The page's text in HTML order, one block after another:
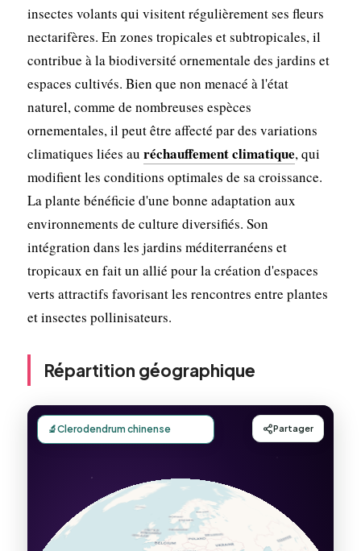
insectes volants qui visitent régulièrement ses fleurs
nectarifères. En zones tropicales et subtropicales, il
contribue à la biodiversité ornementale des jardins et
espaces cultivés. Bien que non menacé à l'état
naturel, comme de nombreuses espèces
ornementales, il peut être affecté par des variations
climatiques liées au réchauffement climatique, qui
modifient les conditions optimales de sa croissance.
La plante bénéficie d'une bonne adaptation aux
environnements de culture diversifiés. Son
intégration dans les jardins méditerranéens et
tropicaux en fait un allié pour la création d'espaces
verts attractifs favorisant les rencontres entre plantes
et insectes pollinisateurs.
Répartition géographique